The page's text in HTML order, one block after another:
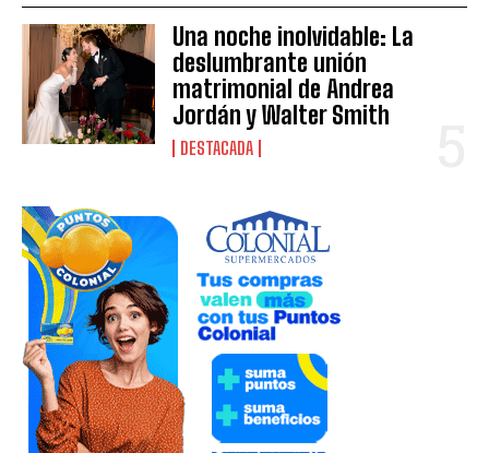
Una noche inolvidable: La
deslumbrante unión
matrimonial de Andrea
Jordán y Walter Smith
DESTACADA